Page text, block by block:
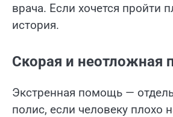
врача. Если хочется пройти
история.
Скорая и неотложная
Экстренная помощь —
полис, если человеку плохо